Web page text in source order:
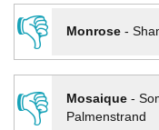
👎
Monrose-
👎
Mosaique-
Palmenstrand